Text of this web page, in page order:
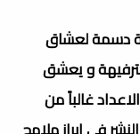
دسمة لعشاق
و يعشق
غالباً من